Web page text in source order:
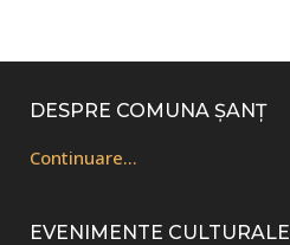
Footer
DESPRE COMUNA ȘANȚ
Continuare…
EVENIMENTE CULTURALE